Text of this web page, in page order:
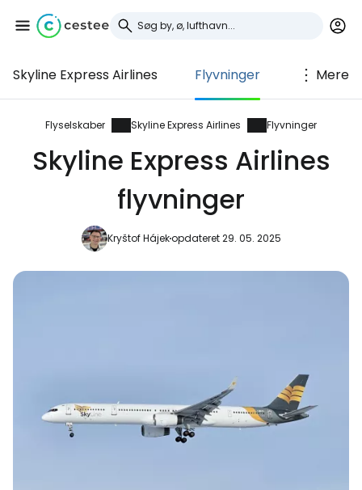
Skyline Express Airlines Flyvninger Mere
Flyselskaber Skyline Express Airlines Flyvninger
Skyline Express Airlines
flyvninger
Kryštof Hájekopdateret 29. 05. 2025
Log ind på Cestee
... det verdensomspændende
rejsefællesskab
Fortsæt med Google